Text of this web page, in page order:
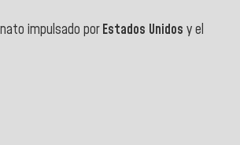
impulsado porEstados Unidos y el